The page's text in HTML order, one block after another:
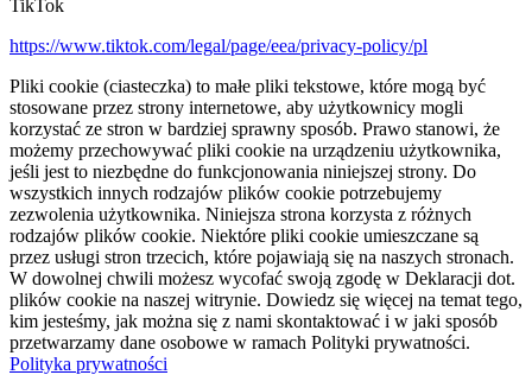
TikTok
https://www.tiktok.com/legal/page/eea/privacy-policy/pl
Pliki cookie (ciasteczka) to małe pliki tekstowe, które mogą być
stosowane przez strony internetowe, aby użytkownicy mogli
korzystać ze stron w bardziej sprawny sposób. Prawo stanowi, że
możemy przechowywać pliki cookie na urządzeniu użytkownika,
jeśli jest to niezbędne do funkcjonowania niniejszej strony. Do
wszystkich innych rodzajów plików cookie potrzebujemy
zezwolenia użytkownika. Niniejsza strona korzysta z różnych
rodzajów plików cookie. Niektóre pliki cookie umieszczane są
przez usługi stron trzecich, które pojawiają się na naszych stronach.
W dowolnej chwili możesz wycofać swoją zgodę w Deklaracji dot.
plików cookie na naszej witrynie. Dowiedz się więcej na temat tego,
kim jesteśmy, jak można się z nami skontaktować i w jaki sposób
przetwarzamy dane osobowe w ramach Polityki prywatności.
Polityka prywatności